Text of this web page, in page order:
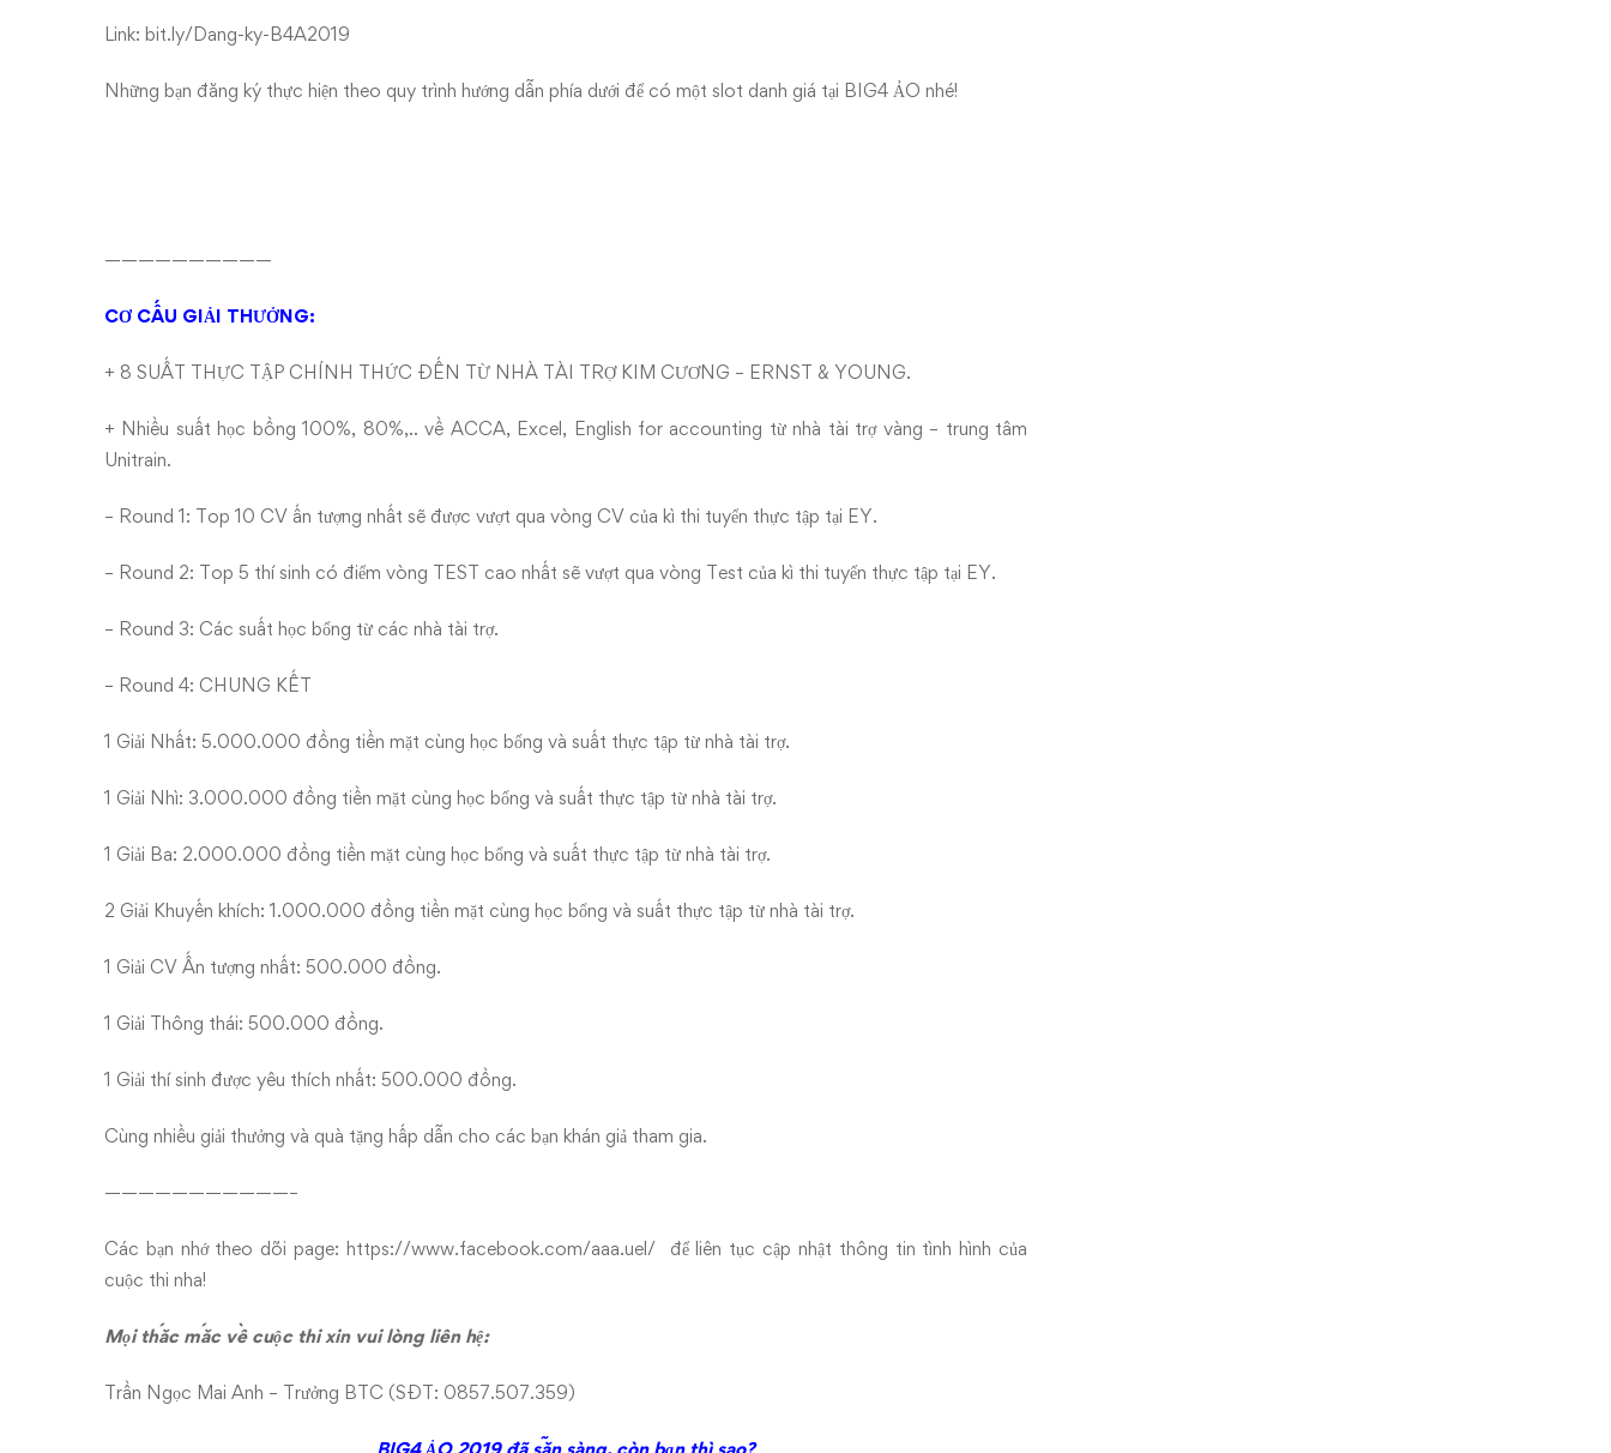
Link: bit.ly/Dang-ky-B4A2019
Những bạn đăng ký thực hiện theo quy trình hướng dẫn phía dưới để có một slot danh giá tại BIG4 ẢO nhé!
——————————
CƠ CẤU GIẢI THƯỞNG:
+ 8 SUẤT THỰC TẬP CHÍNH THỨC ĐẾN TỪ NHÀ TÀI TRỢ KIM CƯƠNG – ERNST & YOUNG.
+ Nhiều suất học bồng 100%, 80%,.. về ACCA, Excel, English for accounting từ nhà tài trợ vàng – trung tâm
Unitrain.
– Round 1: Top 10 CV ấn tượng nhất sẽ được vượt qua vòng CV của kì thi tuyển thực tập tại EY.
– Round 2: Top 5 thí sinh có điểm vòng TEST cao nhất sẽ vượt qua vòng Test của kì thi tuyển thực tập tại EY.
– Round 3: Các suất học bổng từ các nhà tài trợ.
– Round 4: CHUNG KẾT
1 Giải Nhất: 5.000.000 đồng tiền mặt cùng học bổng và suất thực tập từ nhà tài trợ.
1 Giải Nhì: 3.000.000 đồng tiền mặt cùng học bổng và suất thực tập từ nhà tài trợ.
1 Giải Ba: 2.000.000 đồng tiền mặt cùng học bổng và suất thực tập từ nhà tài trợ.
2 Giải Khuyến khích: 1.000.000 đồng tiền mặt cùng học bổng và suất thực tập từ nhà tài trợ.
1 Giải CV Ấn tượng nhất: 500.000 đồng.
1 Giải Thông thái: 500.000 đồng.
1 Giải thí sinh được yêu thích nhất: 500.000 đồng.
Cùng nhiều giải thưởng và quà tặng hấp dẫn cho các bạn khán giả tham gia.
———————————–
Các bạn nhớ theo dõi page: https://www.facebook.com/aaa.uel/để liên tục cập nhật thông tin tình hình của
cuộc thi nha!
Mọi thắc mắc về cuộc thi xin vui lòng liên hệ:
Trần Ngọc Mai Anh – Trưởng BTC (SĐT: 0857.507.359)